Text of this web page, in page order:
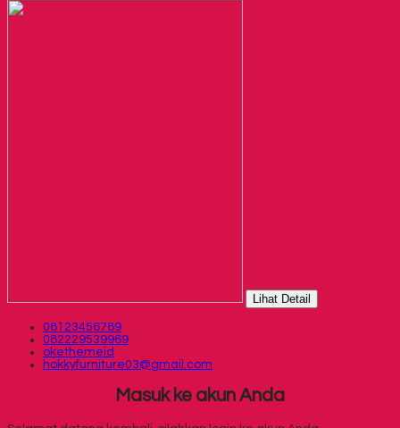
Lihat Detail
08123456789
082229539969
okethemeid
hokkyfurniture03@gmail.com
Masuk ke akun Anda